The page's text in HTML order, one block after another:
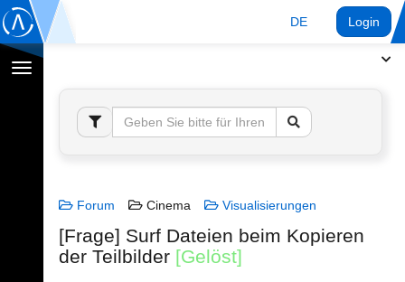
DE Login
Navigation
umschalten
Forum Cinema Visualisierungen
[Frage] Surf Dateien beim Kopieren
der Teilbilder [Gelöst]